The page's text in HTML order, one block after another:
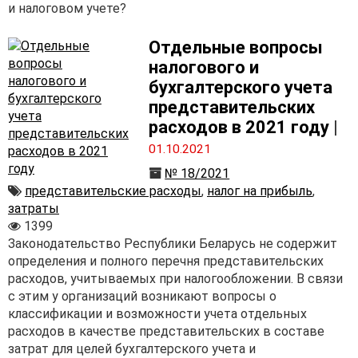
и налоговом учете?
Отдельные вопросы
налогового и
бухгалтерского учета
представительских
расходов в 2021 году
01.10.2021
№ 18/2021
представительские расходы, налог на прибыль,
затраты
1399
Законодательство Республики Беларусь не содержит
определения и полного перечня представительских
расходов, учитываемых при налогообложении. В связи
с этим у организаций возникают вопросы о
классификации и возможности учета отдельных
расходов в качестве представительских в составе
затрат для целей бухгалтерского учета и